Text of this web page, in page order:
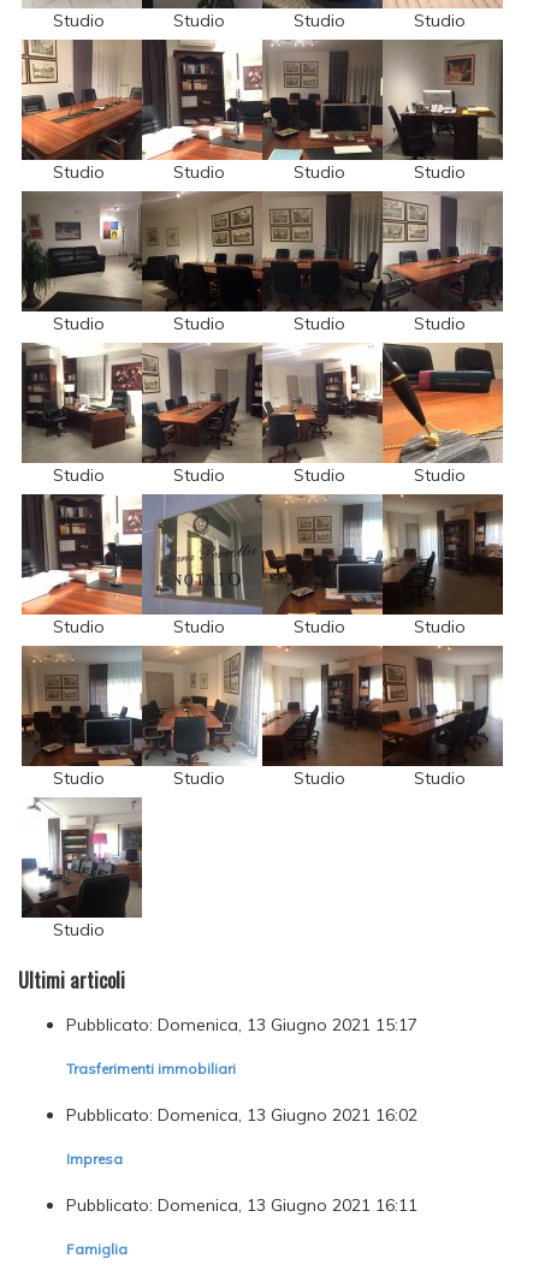
Studio Studio Studio Studio
Studio Studio Studio Studio
Studio Studio Studio Studio
Studio Studio Studio Studio
Studio Studio Studio Studio
Studio Studio Studio Studio
Studio
Ultimi articoli
Pubblicato: Domenica, 13 Giugno 2021 15:17
Trasferimenti immobiliari
Pubblicato: Domenica, 13 Giugno 2021 16:02
Impresa
Pubblicato: Domenica, 13 Giugno 2021 16:11
Famiglia